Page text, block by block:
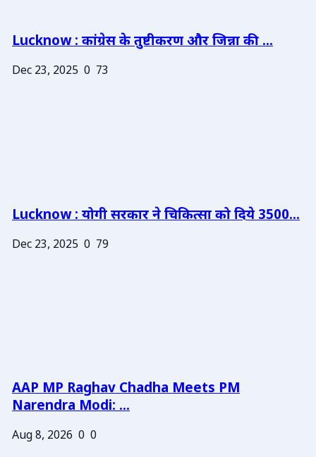
Lucknow : कांग्रेस के तुष्टीकरण और जिन्ना की ...
Dec 23, 2025 0 73
Lucknow : योगी सरकार ने चिकित्सा को दिये 3500...
Dec 23, 2025 0 79
AAP MP Raghav Chadha Meets PM
Narendra Modi: ...
Aug 8, 2026 0 0